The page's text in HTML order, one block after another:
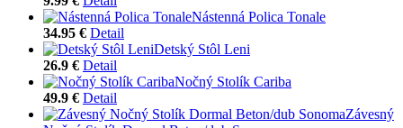
Nástenná Polica Tonale
34.95 € Detail
Detský Stôl Leni
26.9 € Detail
Nočný Stolík Cariba
49.9 € Detail
Závesný